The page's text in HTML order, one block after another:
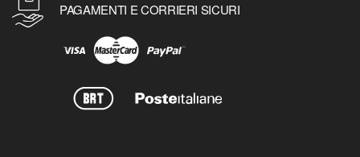
PAGAMENTI E CORRIERI SICURI